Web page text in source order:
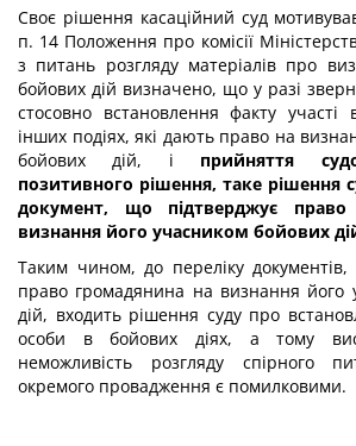
Своє рішення касаційний суд
п. 14 Положення про комісії
з питань розгляду матеріалів про
бойових дій визначено, що у разі
стосовно встановлення факту
інших подіях, які дають право на
бойових дій, і прийняття
позитивного рішення, таке рішення
документ, що підтверджує
визнання його учасником бойових
Таким чином, до переліку
право громадянина на визнання його
дій, входить рішення суду про
особи в бойових діях, а тому
неможливість розгляду спірного
окремого провадження є помилковими.